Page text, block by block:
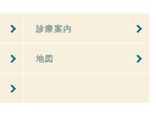
診療案内
地図